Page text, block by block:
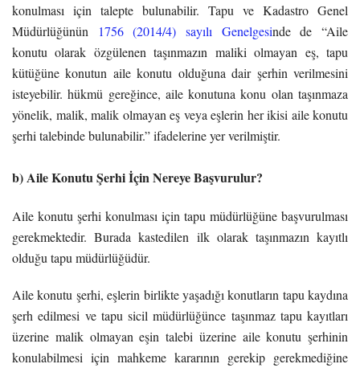
konulması için talepte bulunabilir. Tapu ve Kadastro Genel
Müdürlüğünün
1756 (2014/4) sayılı Genelgesinde de “Aile
konutu olarak özgülenen taşınmazın maliki olmayan eş, tapu
kütüğüne konutun aile konutu olduğuna dair şerhin verilmesini
isteyebilir. hükmü gereğince, aile konutuna konu olan taşınmaza
yönelik, malik, malik olmayan eş veya eşlerin her ikisi aile konutu
şerhi talebinde bulunabilir.” ifadelerine yer verilmiştir.
b) Aile Konutu Şerhi İçin Nereye Başvurulur?
Aile konutu şerhi konulması için tapu müdürlüğüne başvurulması
gerekmektedir. Burada kastedilen ilk olarak taşınmazın kayıtlı
olduğu tapu müdürlüğüdür.
Aile konutu şerhi, eşlerin birlikte yaşadığı konutların tapu kaydına
şerh edilmesi ve tapu sicil müdürlüğünce taşınmaz tapu kayıtları
üzerine malik olmayan eşin talebi üzerine aile konutu şerhinin
konulabilmesi için mahkeme kararının gerekip gerekmediğine